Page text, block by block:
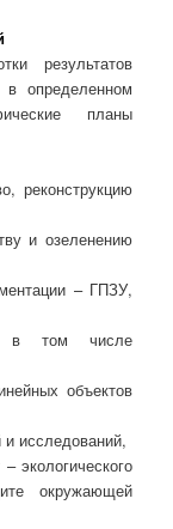
результатов
в определенном
планы
реконструкцию
и озеленению
– ГПЗУ,
в том числе
объектов
и исследований,
экологического
окружающей